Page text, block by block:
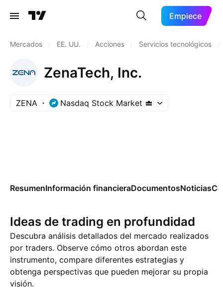
Empiece
Mercados EE. UU. Acciones Servicios tecnológicos
ZenaTech, Inc.
ZENA Nasdaq Stock Market
ResumenInformación financieraDocumentosNoticias
Ideas de trading en profundidad
Descubra análisis detallados del mercado realizados
por traders. Observe cómo otros abordan este
instrumento, compare diferentes estrategias y
obtenga perspectivas que pueden mejorar su propia
visión.